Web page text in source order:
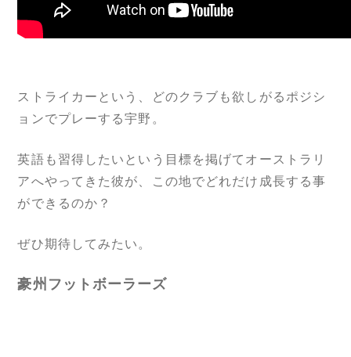
ストライカーという、どのクラブも欲しがるポジシ
ョンでプレーする宇野。
英語も習得したいという目標を掲げてオーストラリ
アへやってきた彼が、この地でどれだけ成長する事
ができるのか？
ぜひ期待してみたい。
豪州フットボーラーズ